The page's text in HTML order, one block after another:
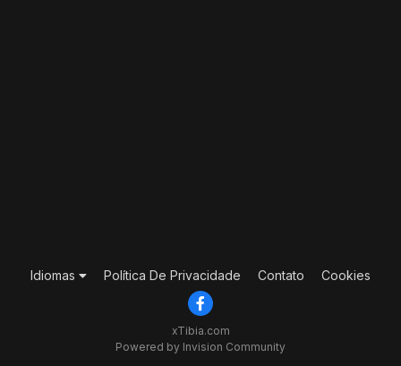
Idiomas Política De Privacidade Contato Cookies
xTibia.com
Powered by Invision Community